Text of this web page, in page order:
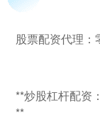
股票配资代理
**炒股杠杆配资
**